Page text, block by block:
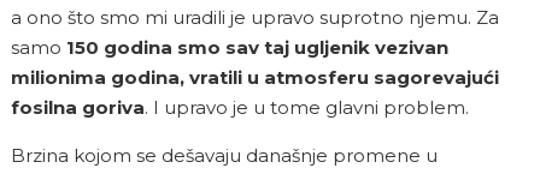
a ono što smo mi uradili je upravo suprotno njemu. Za
samo 150 godina smo sav taj ugljenik vezivan
milionima godina, vratili u atmosferu sagorevajući
fosilna goriva. I upravo je u tome glavni problem.
Brzina kojom se dešavaju današnje promene u